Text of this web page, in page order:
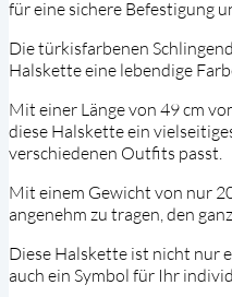
für eine sichere Befestigung
Die türkisfarbenen
Halskette eine lebendige
Mit einer Länge von 49 cm
diese Halskette ein
verschiedenen Outfits passt.
Mit einem Gewicht von nur
angenehm zu tragen, den
Diese Halskette ist nicht nur
auch ein Symbol für Ihr